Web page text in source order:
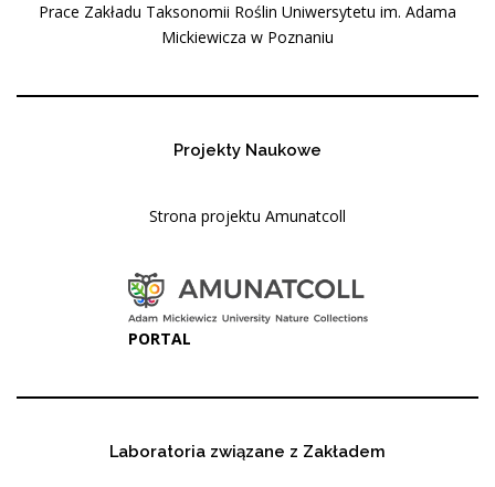
Prace Zakładu Taksonomii Roślin Uniwersytetu im. Adama
Mickiewicza w Poznaniu
Projekty Naukowe
Strona projektu Amunatcoll
PORTAL
Laboratoria związane z Zakładem